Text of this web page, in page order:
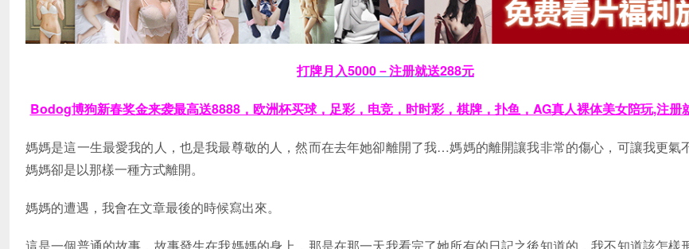
打牌月入5000－注册就送288元
Bodog博狗新春奖金来袭最高送8888，欧洲杯买球，足彩，电竞，时时彩，棋牌，扑鱼，AG真人裸体美女陪玩,注册
媽媽是這一生最愛我的人，也是我最尊敬的人，然而在去年她卻離開了我…媽媽的離開讓我非常的傷心，可讓我更氣
媽媽卻是以那樣一種方式離開。
媽媽的遭遇，我會在文章最後的時候寫出來。
這是一個普通的故事，故事發生在我媽媽的身上，那是在那一天我看完了她所有的日記之後知道的，我不知道該怎樣